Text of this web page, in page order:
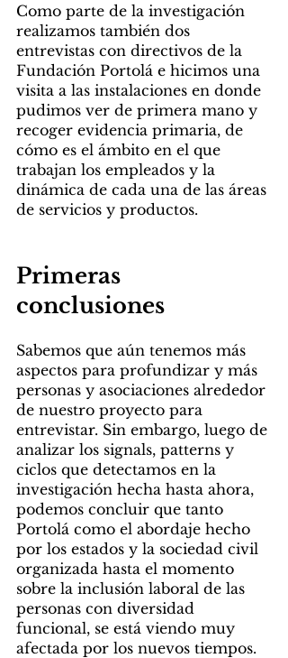
Como parte de la investigación
realizamos también dos
entrevistas con directivos de la
Fundación Portolá e hicimos una
visita a las instalaciones en donde
pudimos ver de primera mano y
recoger evidencia primaria, de
cómo es el ámbito en el que
trabajan los empleados y la
dinámica de cada una de las áreas
de servicios y productos.
Primeras
conclusiones
Sabemos que aún tenemos más
aspectos para profundizar y más
personas y asociaciones alrededor
de nuestro proyecto para
entrevistar. Sin embargo, luego de
analizar los signals, patterns y
ciclos que detectamos en la
investigación hecha hasta ahora,
podemos concluir que tanto
Portolá como el abordaje hecho
por los estados y la sociedad civil
organizada hasta el momento
sobre la inclusión laboral de las
personas con diversidad
funcional, se está viendo muy
afectada por los nuevos tiempos.